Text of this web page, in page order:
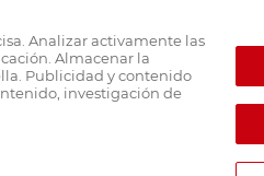
Analizar activamente las
Almacenar la
Publicidad y contenido
investigación de